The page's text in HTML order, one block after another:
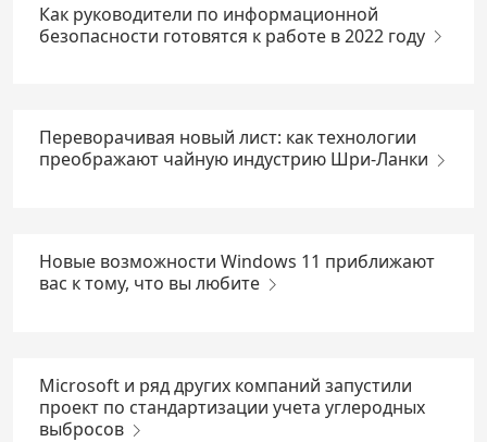
Как руководители по информационной
безопасности готовятся к работе в 2022 году
Переворачивая новый лист: как технологии
преображают чайную индустрию Шри-Ланки
Новые возможности Windows 11 приближают
вас к тому, что вы любите
Microsoft и ряд других компаний запустили
проект по стандартизации учета углеродных
выбросов